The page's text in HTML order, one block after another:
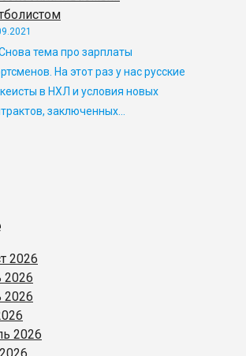
тема про зарплаты
На этот раз у нас русские
в НХЛ и условия новых
заключенных…
2026
2026